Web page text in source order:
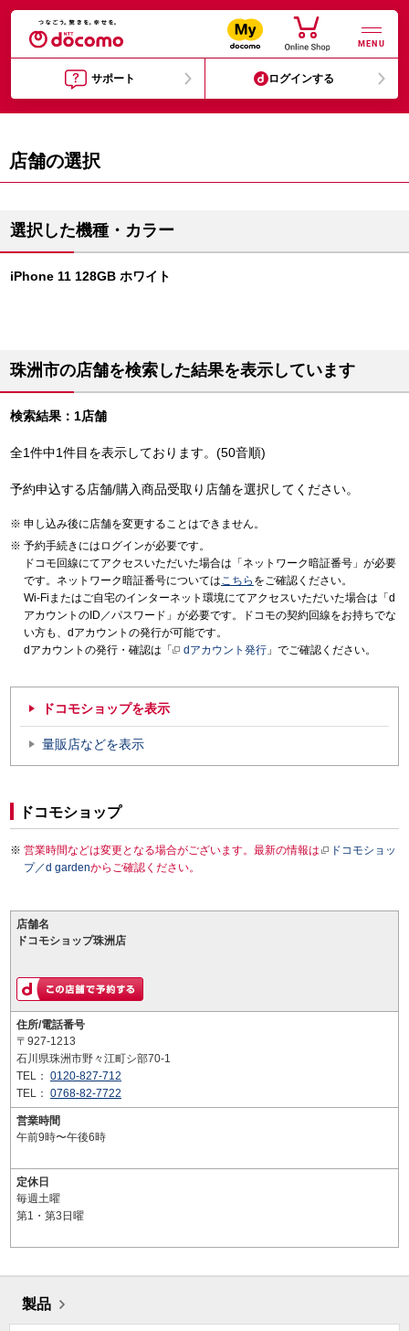
MENU
サポート ログインする
店舗の選択
選択した機種・カラー
iPhone 11 128GB ホワイト
珠洲市の店舗を検索した結果を表示しています
検索結果：1店舗
全1件中1件目を表示しております。(50音順)
予約申込する店舗/購入商品受取り店舗を選択してください。
申し込み後に店舗を変更することはできません。
予約手続きにはログインが必要です。
ドコモ回線にてアクセスいただいた場合は「ネットワーク暗証番号」が必要
です。ネットワーク暗証番号についてはこちら をご確認ください。
Wi-Fiまたはご自宅のインターネット環境にてアクセスいただいた場合は「d
アカウントのID／パスワード」が必要です。ドコモの契約回線をお持ちでな
い方も、dアカウントの発行が可能です。
dアカウントの発行・確認は「
dアカウント発行 」でご確認ください。
ドコモショップを表示
量販店などを表示
ドコモショップ
営業時間などは変更となる場合がございます。最新の情報は
ドコモショッ
プ／d gardenからご確認ください。
店舗名
ドコモショップ珠洲店
住所/電話番号
〒927-1213
石川県珠洲市野々江町シ部70-1
TEL： 0120-827-712
TEL： 0768-82-7722
営業時間
午前9時〜午後6時
定休日
毎週土曜
第1・第3日曜
製品